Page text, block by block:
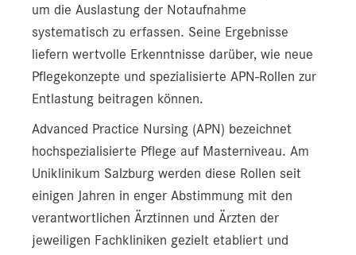
um die Auslastung der Notaufnahme
systematisch zu erfassen. Seine Ergebnisse
liefern wertvolle Erkenntnisse darüber, wie neue
Pflegekonzepte und spezialisierte APN-Rollen zur
Entlastung beitragen können.
Advanced Practice Nursing (APN) bezeichnet
hochspezialisierte Pflege auf Masterniveau. Am
Uniklinikum Salzburg werden diese Rollen seit
einigen Jahren in enger Abstimmung mit den
verantwortlichen Ärztinnen und Ärzten der
jeweiligen Fachkliniken gezielt etabliert und